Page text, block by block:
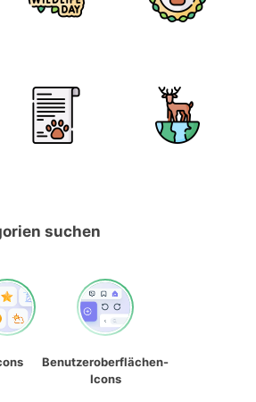
suchen
Benutzeroberflächen-
Icons